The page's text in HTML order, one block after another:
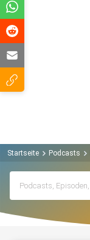
Startseite Podcasts